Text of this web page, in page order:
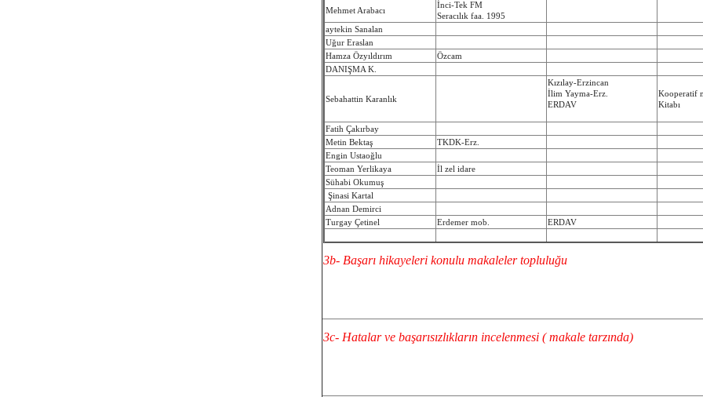
Mehmet Arabacı
İnci-Tek FM
Seracılık faa. 1995
aytekin Sanalan
Uğur Eraslan
Hamza Özyıldırım
Özcam
DANIŞMA K.
Sebahattin Karanlık
Kızılay-Erzincan
İlim Yayma-Erz.
ERDAV
Kooperatif
Kitabı
Fatih Çakırbay
Metin Bektaş
TKDK-Erz.
Engin Ustaoğlu
Teoman Yerlikaya
İl zel idare
Sühabi Okumuş
Şinasi Kartal
Adnan Demirci
Turgay Çetinel
Erdemer mob. ERDAV
3b- Başarı hikayeleri konulu makaleler topluluğu
3c- Hatalar ve başarısızlıkların incelenmesi ( makale tarzında)